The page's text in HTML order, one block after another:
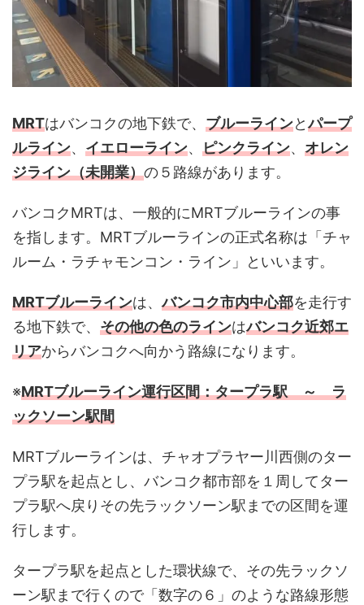
MRTはバンコクの地下鉄で、 ブルーラインとパープ
ルライン、 イエローライン、 ピンクライン、 オレン
ジライン（未開業）の５路線があります。
バンコクMRTは、一般的にMRTブルーラインの事
を指します。MRTブルーラインの正式名称は「チャ
ルーム・ラチャモンコン・ライン」といいます。
MRTブルーラインは、バンコク市内中心部を走行す
る地下鉄で、 その他の色のラインはバンコク近郊エ
リアからバンコクへ向かう路線になります。
※MRTブルーライン運行区間：タープラ駅 ～ ラ
ックソーン駅間
MRTブルーラインは、チャオプラヤー川西側のター
プラ駅を起点とし、バンコク都市部を１周してター
プラ駅へ戻りその先ラックソーン駅までの区間を運
行します。
タープラ駅を起点とした環状線で、その先ラックソ
ーン駅まで行くので「数字の６」のような路線形態